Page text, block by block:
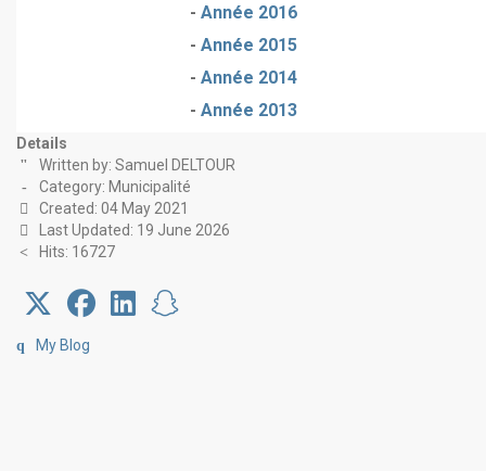
- Année 2016
- Année 2015
- Année 2014
- Année 2013
Details
Written by: Samuel DELTOUR
Category: Municipalité
Created: 04 May 2021
Last Updated: 19 June 2026
Hits: 16727
My Blog